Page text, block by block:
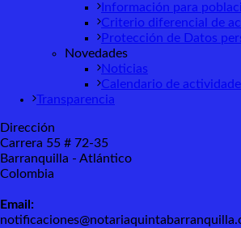
Información para
Criterio diferencial de
Protección de Datos
Novedades
Noticias
Calendario de
Transparencia
Dirección
Carrera 55 # 72-35
Barranquilla - Atlántico
Colombia
Email: